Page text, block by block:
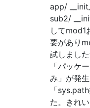
app/
sub2/
してmod1
要があり
試しまし
「パッケ
み」が発
「
た。きれ